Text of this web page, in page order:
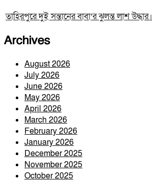
তাহিরপুরে দুই সন্তানের বাবা’র ঝুলন্ত লাশ উদ্ধার।
Archives
August 2026
July 2026
June 2026
May 2026
April 2026
March 2026
February 2026
January 2026
December 2025
November 2025
October 2025